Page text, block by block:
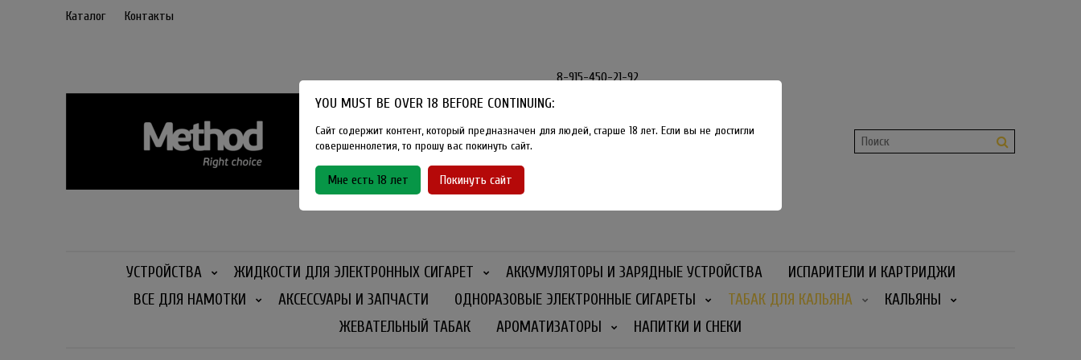
Каталог Контакты
8-915-450-21-92
Г. Москва, улица Южнобутовская 36
УСТРОЙСТВА ЖИДКОСТИ ДЛЯ ЭЛЕКТРОННЫХ СИГАРЕТ АККУМУЛЯТОРЫ И ЗАРЯДНЫЕ УСТРОЙСТВА
ИСПАРИТЕЛИ И КАРТРИДЖИ
ВСЕ ДЛЯ НАМОТКИ
АКСЕССУАРЫ И ЗАПЧАСТИ ОДНОРАЗОВЫЕ ЭЛЕКТРОННЫЕ СИГАРЕТЫ ТАБАК ДЛЯ КАЛЬЯНА
КАЛЬЯНЫ
ЖЕВАТЕЛЬНЫЙ ТАБАК
АРОМАТИЗАТОРЫ НАПИТКИ И СНЕКИ
YOU MUST BE OVER 18 BEFORE CONTINUING:
Сайт содержит контент, который предназначен для людей, старше 18 лет. Если вы не достигли
совершеннолетия, то прошу вас покинуть сайт.
Мне есть 18 лет Покинуть сайт